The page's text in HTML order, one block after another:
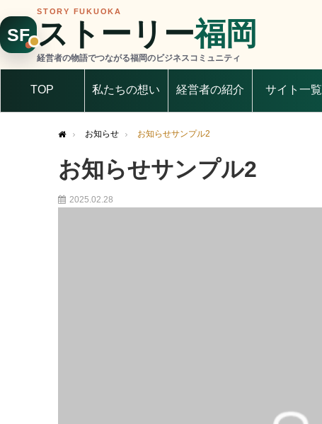
SF
STORY FUKUOKA
ストーリー福岡
経営者の物語でつながる福岡のビジネスコミュニティ
TOP 私たちの想い 経営者の紹介 サイト一覧
お知らせ お知らせサンプル2
お知らせサンプル2
2025.02.28